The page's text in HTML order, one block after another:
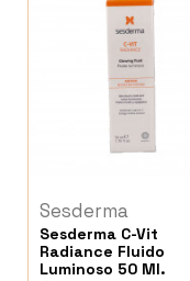
Sesderma
Sesderma C-Vit
Radiance Fluido
Luminoso 50 Ml.